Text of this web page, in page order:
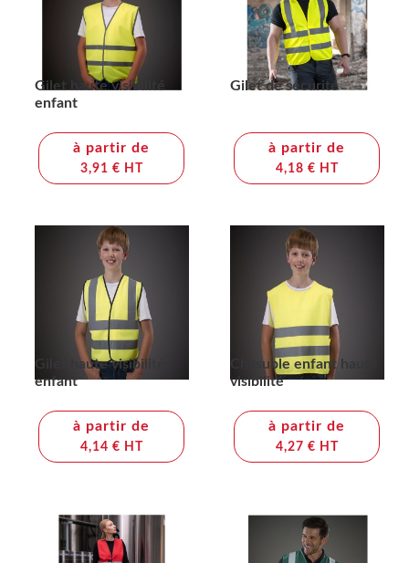
Gilet haute visibilité
enfant
à partir de
3,91 € HT
Gilet de sécurité
à partir de
4,18 € HT
Gilet haute visibilité
enfant
à partir de
4,14 € HT
Chasuble enfant haute
visibilité
à partir de
4,27 € HT